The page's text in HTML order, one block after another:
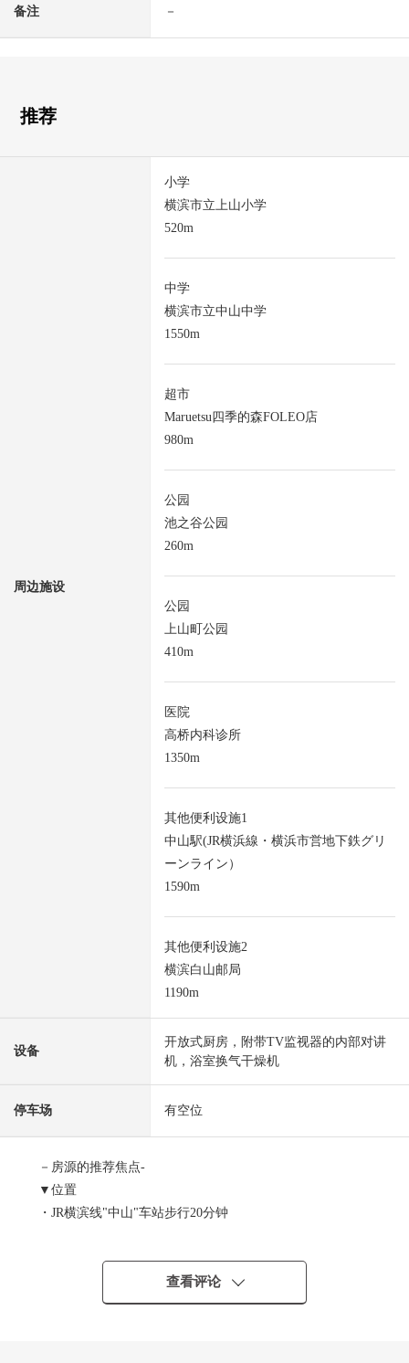
备注 －
推荐
周边施设
小学
横滨市立上山小学
520m
中学
横滨市立中山中学
1550m
超市
Maruetsu四季的森FOLEO店
980m
公园
池之谷公园
260m
公园
上山町公园
410m
医院
高桥内科诊所
1350m
其他便利设施1
中山駅(JR横浜線・横浜市営地下鉄グリ
ーンライン）
1590m
其他便利设施2
横滨白山邮局
1190m
设备
开放式厨房，附带TV监视器的内部对讲
机，浴室换气干燥机
停车场 有空位
－房源的推荐焦点-
▼位置
・JR横滨线"中山"车站步行20分钟
・土地面积约64.6坪的整形地
・与道路的高低差别的少的平地
查看评论